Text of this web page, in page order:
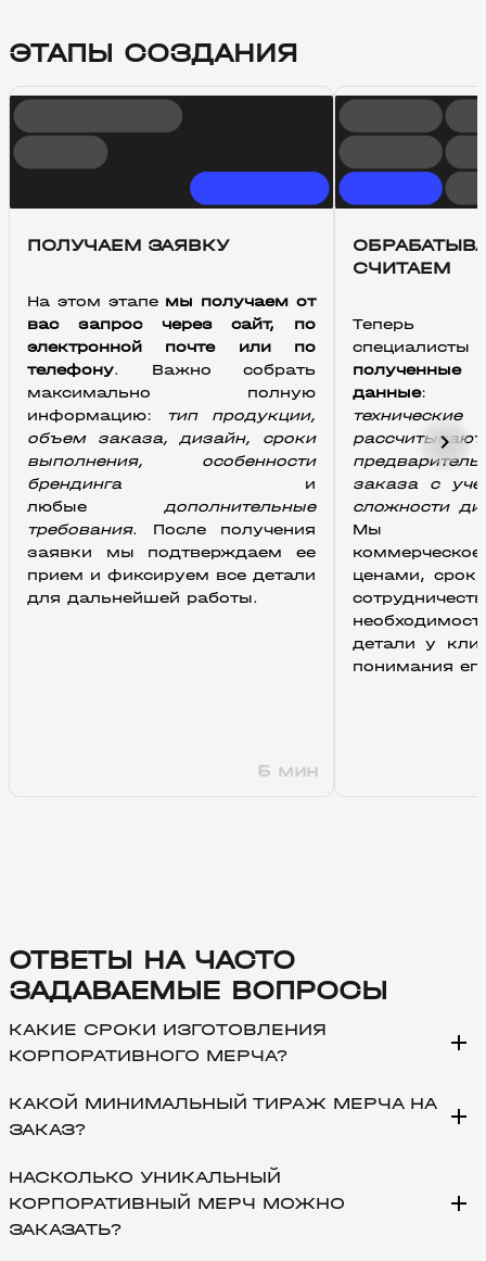
ЭТАПЫ СОЗДАНИЯ
ПОЛУЧАЕМ ЗАЯВКУ
На этом этапе мы получаем от
вас запрос через сайт, по
электронной почте или по
телефону. Важно собрать
максимально полную
информацию: тип продукции,
объем заказа, дизайн, сроки
выполнения, особенности
брендинга и
любые дополнительные
требования. После получения
заявки мы подтверждаем ее
прием и фиксируем все детали
для дальнейшей работы.
5 мин
СЧИТАЕМ
полученные
данные
рассчитывают
заказа с
сложности
Мы
ценами,
детали у
понимания
chevron_right
ОТВЕТЫ НА ЧАСТО
ЗАДАВАЕМЫЕ ВОПРОСЫ
КАКИЕ СРОКИ ИЗГОТОВЛЕНИЯ
КОРПОРАТИВНОГО МЕРЧА?
add
КАКОЙ МИНИМАЛЬНЫЙ ТИРАЖ МЕРЧА НА
ЗАКАЗ?
add
НАСКОЛЬКО УНИКАЛЬНЫЙ
КОРПОРАТИВНЫЙ МЕРЧ МОЖНО
ЗАКАЗАТЬ?
add